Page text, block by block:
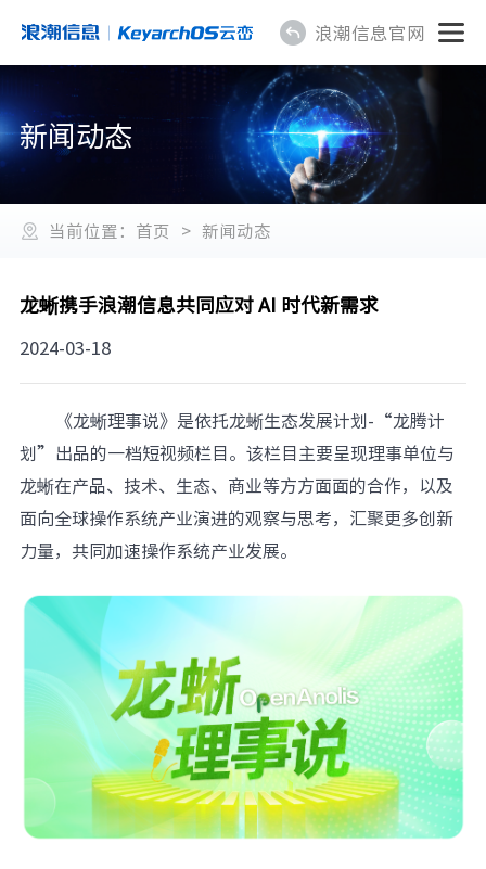
浪潮信息官网
新闻动态
当前位置： 首页 > 新闻动态
龙蜥携手浪潮信息共同应对 AI 时代新需求
2024-03-18
《龙蜥理事说》是依托龙蜥生态发展计划-“龙腾计
划”出品的一档短视频栏目。该栏目主要呈现理事单位与
龙蜥在产品、技术、生态、商业等方方面面的合作，以及
面向全球操作系统产业演进的观察与思考，汇聚更多创新
力量，共同加速操作系统产业发展。